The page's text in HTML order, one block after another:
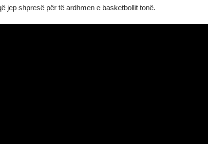
jep shpresë për të ardhmen e basketbollit tonë.